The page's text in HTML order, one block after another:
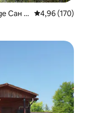
Сан Р
Средна
4,96 (170)